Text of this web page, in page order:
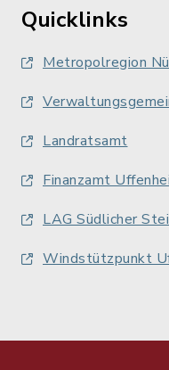
Quicklinks
Metropolregion
Landratsamt
Finanzamt
LAG Südlicher
Windstützpunkt